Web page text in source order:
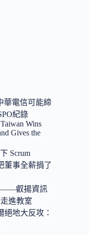
華電信可能締
紀錄
Wins
Gives the
Scrum
董事全薪捐了
——叡揚資訊
進教室
絕地大反攻：